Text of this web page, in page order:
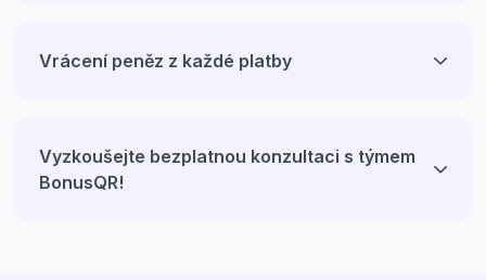
Vrácení peněz z každé platby
Vyzkoušejte bezplatnou konzultaci s týmem
BonusQR!